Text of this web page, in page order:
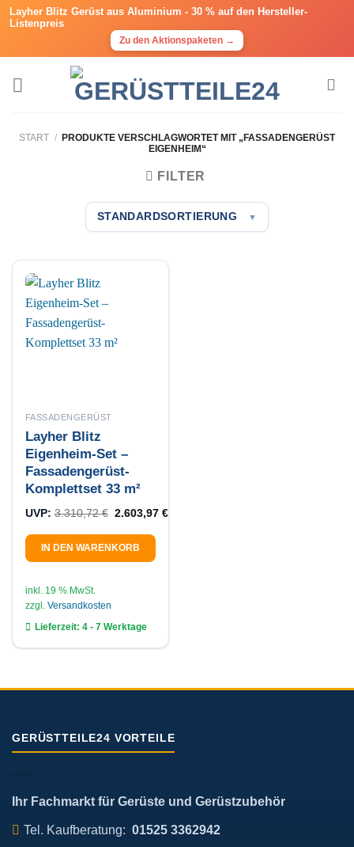
Layher Blitz Gerüst aus Aluminium - 30 % auf den Hersteller-
Listenpreis
Zu den Aktionspaketen →
START /
PRODUKTE VERSCHLAGWORTET MIT „FASSADENGERÜST
EIGENHEIM“
FILTER
STANDARDSORTIERUNG ▼
FASSADENGERÜST
Layher Blitz
Eigenheim-Set –
Fassadengerüst-
Komplettset 33 m²
UVP: 3.310,72€ Ursprünglicher Preis war: 3.310,72 €
2.603,97 €Aktueller Preis ist: 2.603,97 €.
IN DEN WARENKORB
inkl. 19 % MwSt.
zzgl. Versandkosten
Lieferzeit: 4 - 7 Werktage
GERÜSTTEILE24 VORTEILE
Ihr Fachmarkt für Gerüste und Gerüstzubehör
Tel. Kaufberatung: 01525 3362942